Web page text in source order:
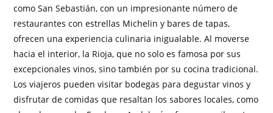
como San Sebastián, con un impresionante número de
restaurantes con estrellas Michelin y bares de tapas,
ofrecen una experiencia culinaria inigualable. Al moverse
hacia el interior, la Rioja, que no solo es famosa por sus
excepcionales vinos, sino también por su cocina tradicional.
Los viajeros pueden visitar bodegas para degustar vinos y
disfrutar de comidas que resaltan los sabores locales, como